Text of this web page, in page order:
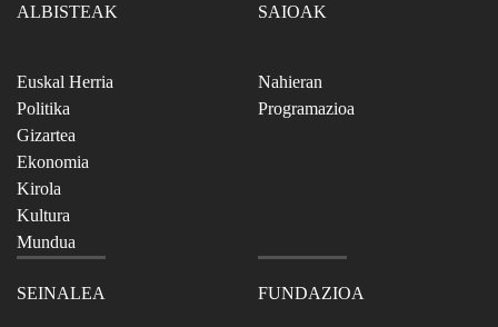
ALBISTEAK
Euskal Herria
Politika
Gizartea
Ekonomia
Kirola
Kultura
Mundua
SAIOAK
Nahieran
Programazioa
SEINALEA FUNDAZIOA